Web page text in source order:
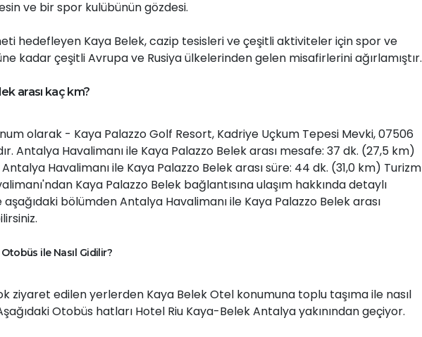
ve bir spor kulübünün gözdesi.
hedefleyen Kaya Belek, cazip tesisleri ve çeşitli aktiviteler için spor ve
kadar çeşitli Avrupa ve Rusiya ülkelerinden gelen misafirlerini ağırlamıştır.
arası kaç km?
olarak - Kaya Palazzo Golf Resort, Kadriye Uçkum Tepesi Mevki, 07506
Antalya Havalimanı ile Kaya Palazzo Belek arası mesafe: 37 dk. (27,5 km)
Havalimanı ile Kaya Palazzo Belek arası süre: 44 dk. (31,0 km) Turizm
Kaya Palazzo Belek bağlantısına ulaşım hakkında detaylı
bölümden Antalya Havalimanı ile Kaya Palazzo Belek arası
ile Nasıl Gidilir?
ziyaret edilen yerlerden Kaya Belek Otel konumuna toplu taşıma ile nasıl
Otobüs hatları Hotel Riu Kaya-Belek Antalya yakınından geçiyor.